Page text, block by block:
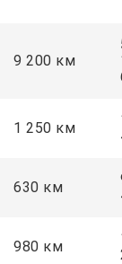
9 200 км
1 250 км
630 км
980 км